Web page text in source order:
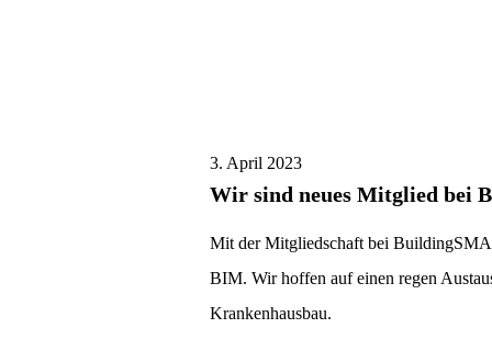
3. April 2023
Wir sind neues Mitglied bei
Mit der Mitgliedschaft bei
BIM. Wir hoffen auf einen regen
Krankenhausbau.